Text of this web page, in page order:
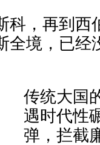
科，再到西
全境，已经
传统大国
遇时代性
弹，拦截